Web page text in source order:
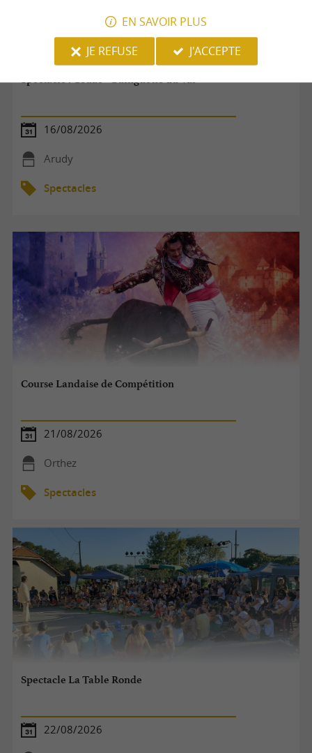
Spectacle : Couac - Guinguette du Val
16/08/2026
Arudy
Spectacles
Course Landaise de Compétition
21/08/2026
Orthez
Spectacles
Spectacle La Table Ronde
22/08/2026
EN SAVOIR PLUS
JE REFUSE
J'ACCEPTE